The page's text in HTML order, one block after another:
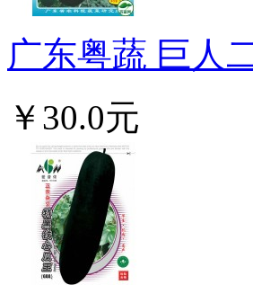
广东粤蔬 巨人
￥30.0元